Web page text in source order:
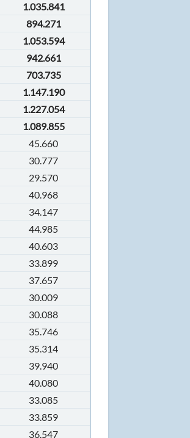
1.035.841
894.271
1.053.594
942.661
703.735
1.147.190
1.227.054
1.089.855
45.660
30.777
29.570
40.968
34.147
44.985
40.603
33.899
37.657
30.009
30.088
35.746
35.314
39.940
40.080
33.085
33.859
36.547